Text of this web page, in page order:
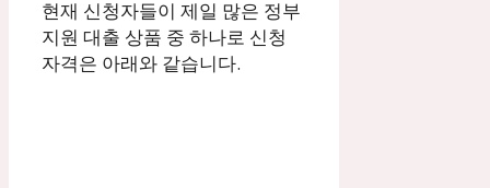
현재 신청자들이 제일 많은 정부
지원 대출 상품 중 하나로 신청
자격은 아래와 같습니다.